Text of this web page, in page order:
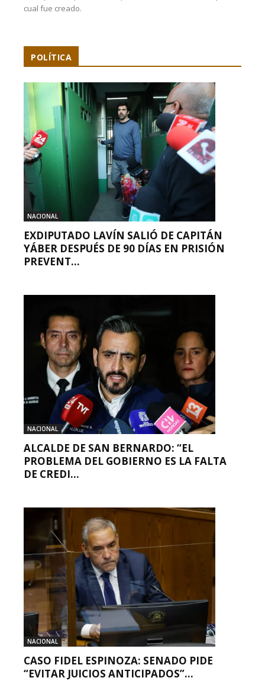
cual fue creado.
POLÍTICA
NACIONAL
EXDIPUTADO LAVÍN SALIÓ DE CAPITÁN
YÁBER DESPUÉS DE 90 DÍAS EN PRISIÓN
PREVENT...
NACIONAL
ALCALDE DE SAN BERNARDO: “EL
PROBLEMA DEL GOBIERNO ES LA FALTA
DE CREDI...
NACIONAL
CASO FIDEL ESPINOZA: SENADO PIDE
“EVITAR JUICIOS ANTICIPADOS”...